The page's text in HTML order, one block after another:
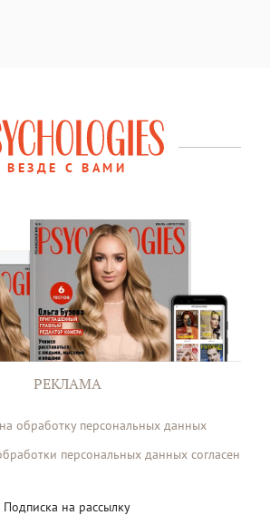
ВЕЗДЕ С ВАМИ
РЕКЛАМА
на обработку персональных данных
персональных данных согласен
Подписка на рассылку